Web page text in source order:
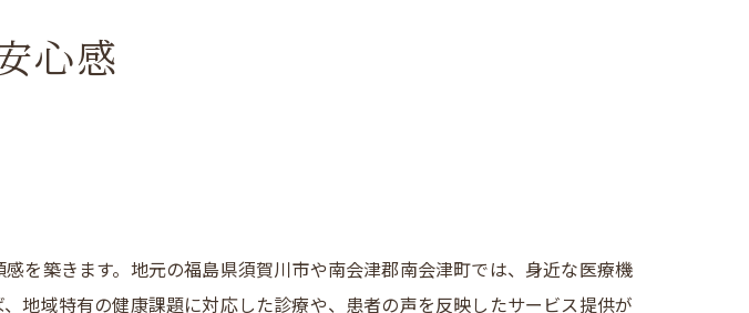
心感
を築きます。地元の福島県須賀川市や南会津郡南会津町では、身近な医療機
地域特有の健康課題に対応した診療や、患者の声を反映したサービス提供が